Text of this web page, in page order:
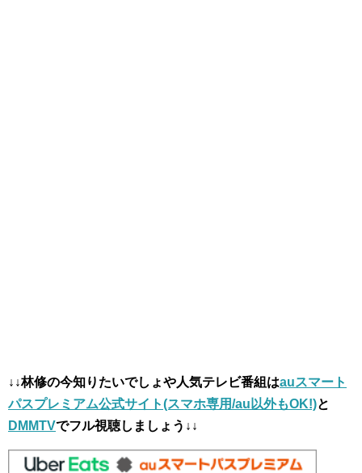
↓↓林修の今知りたいでしょや人気テレビ番組はauスマート
パスプレミアム公式サイト(スマホ専用/au以外もOK!)と
DMMTVでフル視聴しましょう↓↓